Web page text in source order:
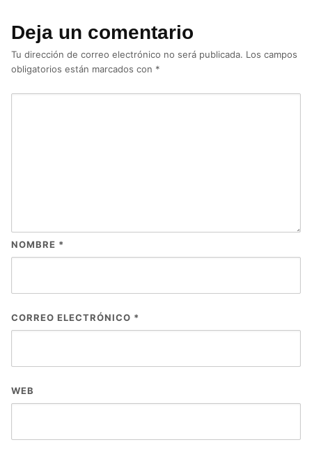
Deja un comentario
Tu dirección de correo electrónico no será publicada. Los campos
obligatorios están marcados con *
NOMBRE *
CORREO ELECTRÓNICO *
WEB